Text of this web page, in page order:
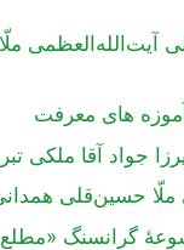
آیت‌الله‌العظمی
های معرفت
جواد آقا ملکی
ملّا حسین‌قلی
گرانسنگ